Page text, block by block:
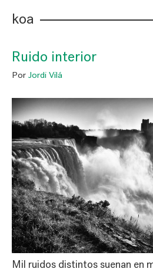
koa
Ruido interior
Por Jordi Vilá
Mil ruidos distintos suenan en